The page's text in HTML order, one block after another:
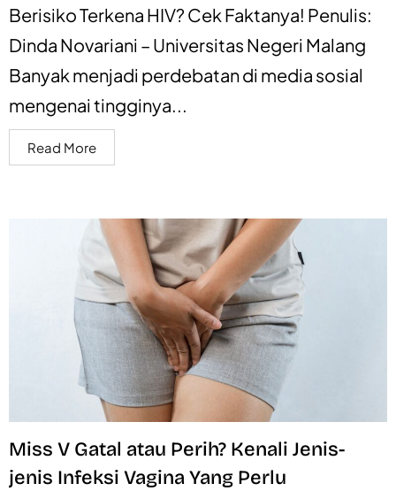
Berisiko Terkena HIV? Cek Faktanya! Penulis:
Dinda Novariani – Universitas Negeri Malang
Banyak menjadi perdebatan di media sosial
mengenai tingginya...
Read More
Miss V Gatal atau Perih? Kenali Jenis-
jenis Infeksi Vagina Yang Perlu